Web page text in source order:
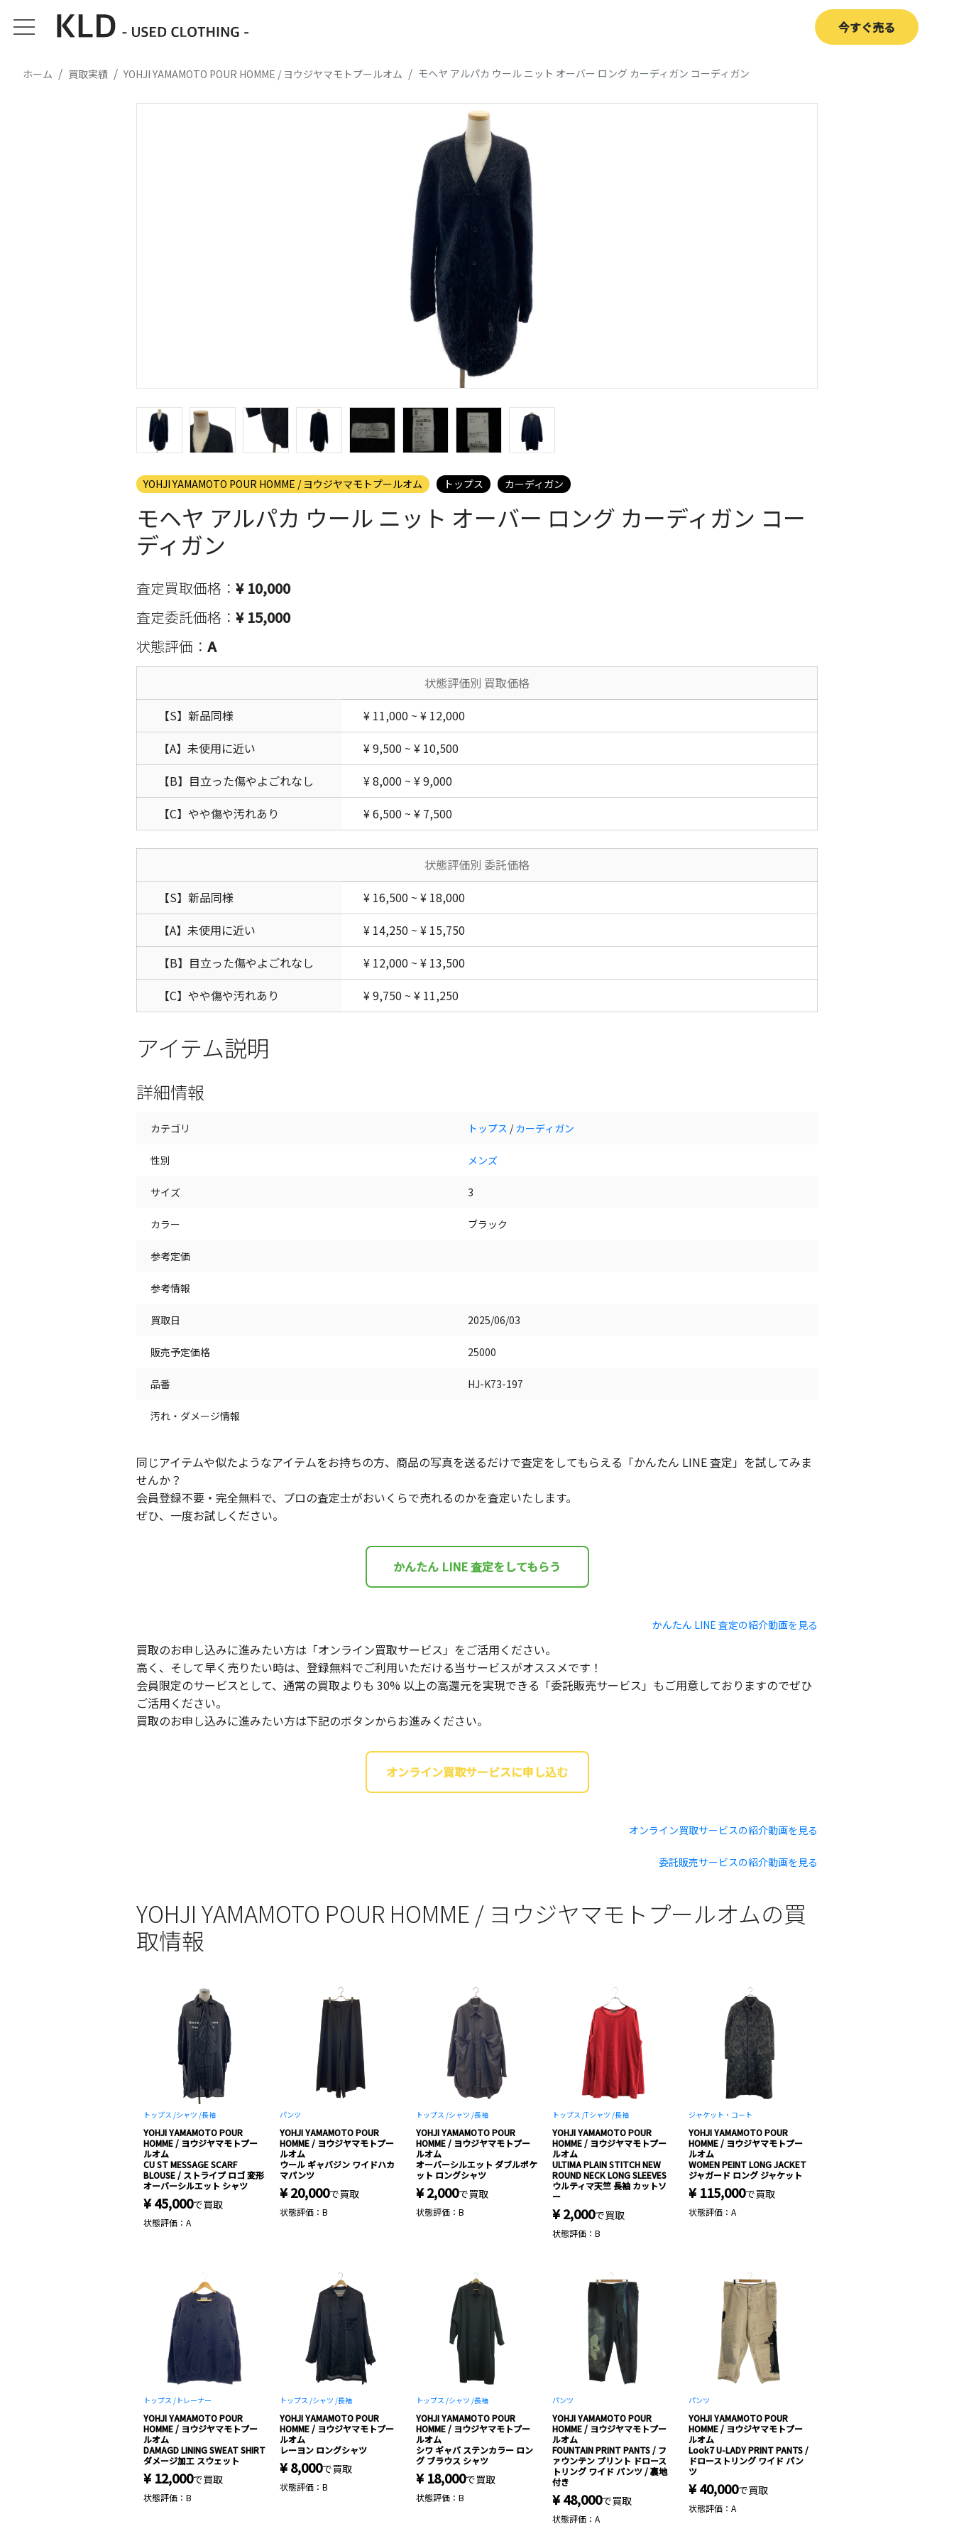
今すぐ売る
ホーム 買取実績 YOHJI YAMAMOTO POUR HOMME / ヨウジヤマモトプールオム モヘヤ アルパカ ウール ニット オーバー ロング カーディガン コーディガン
YOHJI YAMAMOTO POUR HOMME / ヨウジヤマモトプールオム トップス カーディガン
モヘヤ アルパカ ウール ニット オーバー ロング カーディガン コー
ディガン
査定買取価格： ¥ 10,000
査定委託価格： ¥ 15,000
状態評価： A
状態評価別 買取価格
【S】新品同様
¥ 11,000 ~ ¥ 12,000
【A】未使用に近い
¥ 9,500 ~ ¥ 10,500
【B】目立った傷やよごれなし
¥ 8,000 ~ ¥ 9,000
【C】やや傷や汚れあり
¥ 6,500 ~ ¥ 7,500
状態評価別 委託価格
【S】新品同様
¥ 16,500 ~ ¥ 18,000
【A】未使用に近い
¥ 14,250 ~ ¥ 15,750
【B】目立った傷やよごれなし
¥ 12,000 ~ ¥ 13,500
【C】やや傷や汚れあり
¥ 9,750 ~ ¥ 11,250
アイテム説明
詳細情報
カテゴリ トップス /カーディガン
性別 メンズ
サイズ 3
カラー ブラック
参考定価
参考情報
買取日 2025/06/03
販売予定価格 25000
品番 HJ-K73-197
汚れ・ダメージ情報
同じアイテムや似たようなアイテムをお持ちの方、商品の写真を送るだけで査定をしてもらえる「かんたん LINE 査定」を試してみま
せんか？
会員登録不要・完全無料で、プロの査定士がおいくらで売れるのかを査定いたします。
ぜひ、一度お試しください。
かんたん LINE 査定をしてもらう
かんたん LINE 査定の紹介動画を見る
買取のお申し込みに進みたい方は「オンライン買取サービス」をご活用ください。
高く、そして早く売りたい時は、登録無料でご利用いただける当サービスがオススメです！
会員限定のサービスとして、通常の買取よりも 30% 以上の高還元を実現できる「委託販売サービス」もご用意しておりますのでぜひ
ご活用ください。
買取のお申し込みに進みたい方は下記のボタンからお進みください。
オンライン買取サービスに申し込む
オンライン買取サービスの紹介動画を見る
委託販売サービスの紹介動画を見る
YOHJI YAMAMOTO POUR HOMME / ヨウジヤマモトプールオムの買
取情報
トップス /シャツ /長袖
YOHJI YAMAMOTO POUR
HOMME / ヨウジヤマモトプー
ルオム
CU ST MESSAGE SCARF
BLOUSE / ストライプ ロゴ 変形
オーバーシルエット シャツ
¥ 45,000で買取
状態評価：A
パンツ
YOHJI YAMAMOTO POUR
HOMME / ヨウジヤマモトプー
ルオム
ウール ギャバジン ワイドハカ
マパンツ
¥ 20,000で買取
状態評価：B
トップス /シャツ /長袖
YOHJI YAMAMOTO POUR
HOMME / ヨウジヤマモトプー
ルオム
オーバーシルエット ダブルポケ
ット ロングシャツ
¥ 2,000で買取
状態評価：B
トップス /Tシャツ /長袖
YOHJI YAMAMOTO POUR
HOMME / ヨウジヤマモトプー
ルオム
ULTIMA PLAIN STITCH NEW
ROUND NECK LONG SLEEVES
ウルティマ天竺 長袖 カットソ
ー
¥ 2,000で買取
状態評価：B
ジャケット・コート
YOHJI YAMAMOTO POUR
HOMME / ヨウジヤマモトプー
ルオム
WOMEN PEINT LONG JACKET
ジャガード ロング ジャケット
¥ 115,000で買取
状態評価：A
トップス / トレーナー
YOHJI YAMAMOTO POUR
HOMME / ヨウジヤマモトプー
ルオム
DAMAGD LINING SWEAT SHIRT
ダメージ加工 スウェット
¥ 12,000で買取
状態評価：B
トップス /シャツ /長袖
YOHJI YAMAMOTO POUR
HOMME / ヨウジヤマモトプー
ルオム
レーヨン ロングシャツ
¥ 8,000で買取
状態評価：B
トップス /シャツ /長袖
YOHJI YAMAMOTO POUR
HOMME / ヨウジヤマモトプー
ルオム
シワ ギャバ ステンカラー ロン
グ ブラウス シャツ
¥ 18,000で買取
状態評価：B
パンツ
YOHJI YAMAMOTO POUR
HOMME / ヨウジヤマモトプー
ルオム
FOUNTAIN PRINT PANTS / フ
ァウンテン プリント ドロース
トリング ワイド パンツ / 裏地
付き
¥ 48,000で買取
状態評価：A
パンツ
YOHJI YAMAMOTO POUR
HOMME / ヨウジヤマモトプー
ルオム
Look7 U-LADY PRINT PANTS /
ドローストリング ワイド パン
ツ
¥ 40,000で買取
状態評価：A